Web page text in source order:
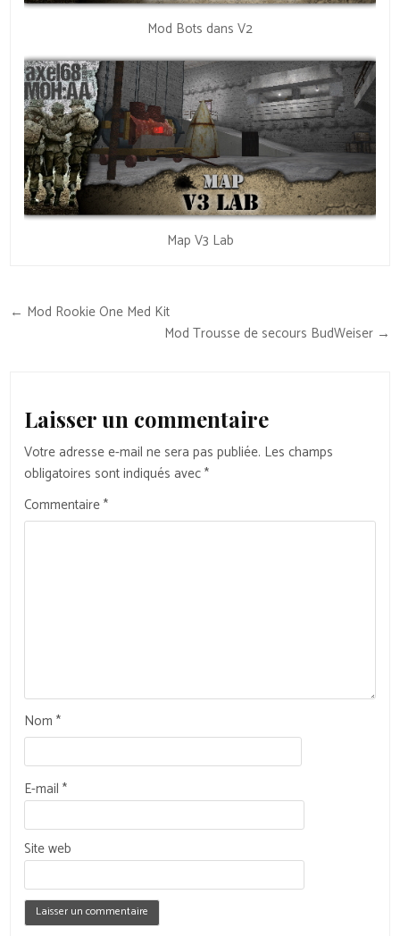
Mod Bots dans V2
Map V3 Lab
Navigation
← Mod Rookie One Med Kit
Mod Trousse de secours BudWeiser →
Laisser un commentaire
Votre adresse e-mail ne sera pas publiée. Les champs
obligatoires sont indiqués avec*
Commentaire*
Nom*
E-mail*
Site web